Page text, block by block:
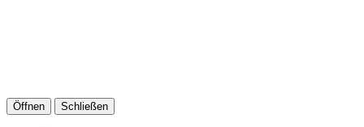
Öffnen Schließen